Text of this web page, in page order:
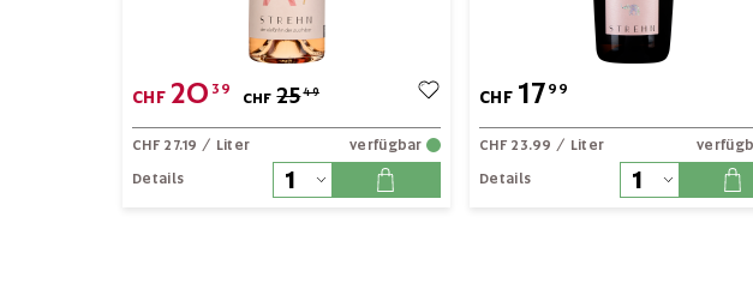
CHF 20 39
CHF 2549
CHF 27.19 / Liter
verfügbar
Details
CHF 1799
CHF 23.99 / Liter
Details